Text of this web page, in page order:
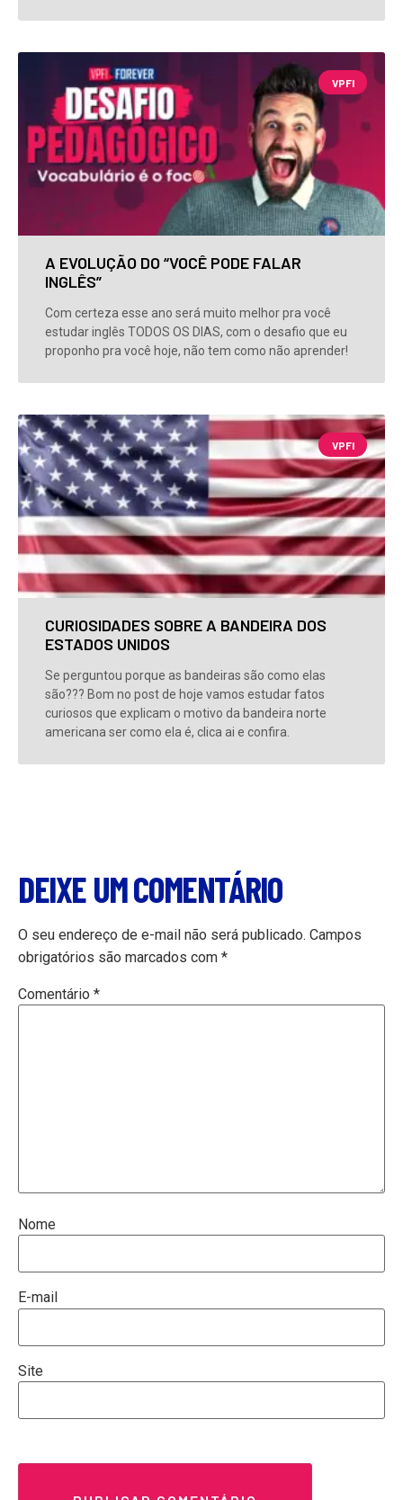
VPFI
A EVOLUÇÃO DO “VOCÊ PODE FALAR
INGLÊS”
Com certeza esse ano será muito melhor pra você
estudar inglês TODOS OS DIAS, com o desafio que eu
proponho pra você hoje, não tem como não aprender!
VPFI
CURIOSIDADES SOBRE A BANDEIRA DOS
ESTADOS UNIDOS
Se perguntou porque as bandeiras são como elas
são??? Bom no post de hoje vamos estudar fatos
curiosos que explicam o motivo da bandeira norte
americana ser como ela é, clica ai e confira.
DEIXE UM COMENTÁRIO
O seu endereço de e-mail não será publicado. Campos
obrigatórios são marcados com *
Comentário *
Nome
E-mail
Site